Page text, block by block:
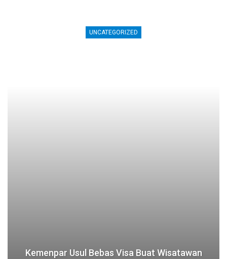
UNCATEGORIZED
Kemenpar Usul Bebas Visa Buat Wisatawan